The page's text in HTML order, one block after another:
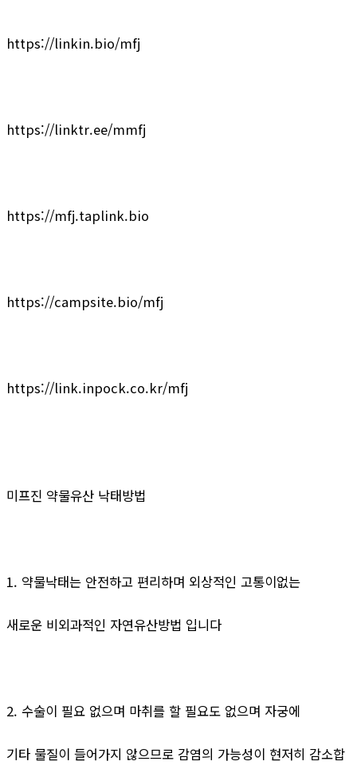
https://linkin.bio/mfj
https://linktr.ee/mmfj
https://mfj.taplink.bio
https://campsite.bio/mfj
https://link.inpock.co.kr/mfj
미프진 약물유산 낙태방법
1. 약물낙태는 안전하고 편리하며 외상적인 고통이없는
새로운 비외과적인 자연유산방법 입니다
2. 수술이 필요 없으며 마취를 할 필요도 없으며 자궁에
기타 물질이 들어가지 않으므로 감염의 가능성이 현저히 감소합